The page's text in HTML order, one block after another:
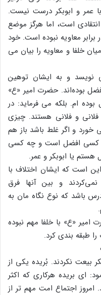
عمر و ابوبکر درست نیست.
انتقادی است، اما هرگز موضع
برابر معاویه نبوده است. خود
خلفا و معاویه را بیان می
نویسد و به ایشان توهین
بوده‌اند. حضرت امیر «ع»
ام. بلکه می فرماید: در
و فلانی هستند. چیزی
خورد و اگر غلط باشد باز هم
کسی افضل است و چه کسی
یا ابوبکر و عمر.
است که ایشان اختلاف با
و بین آنها فرق
باشد که نوع نگاه مان به
امیر «ع» با خلفا مهم نبوده
طبقه بندی کرد.
بیعت نکردند. بُریده یکی از
ای بریده هرکاری که اکثر
امروز اجتماع امت مهم تر از